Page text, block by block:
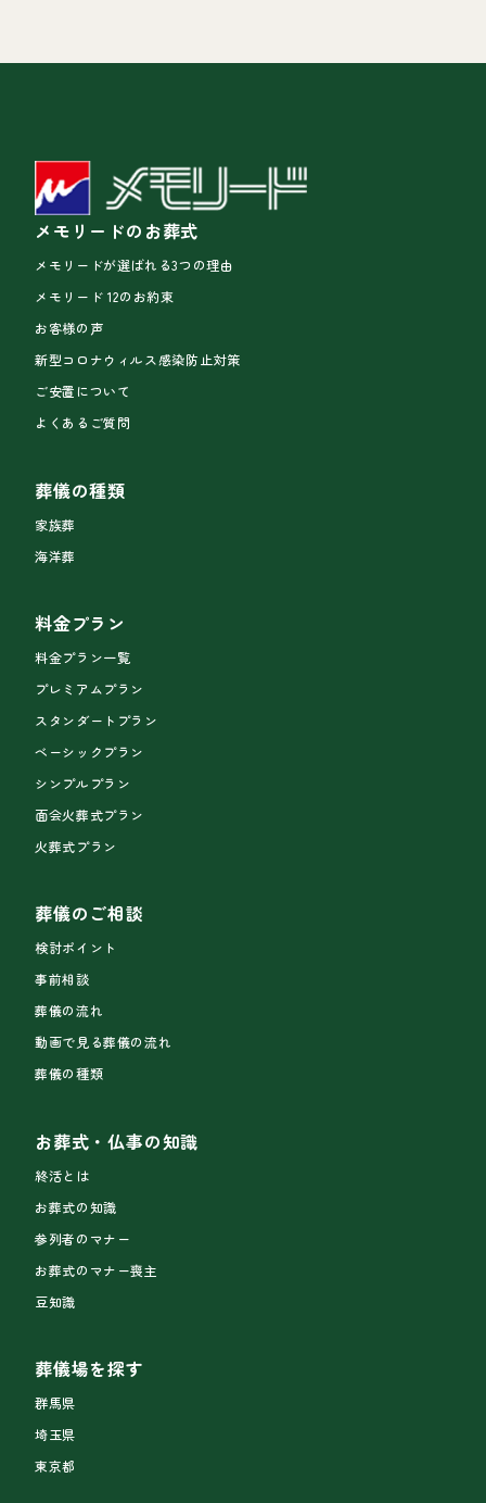
メモリードのお葬式
メモリードが選ばれる3つの理由
メモリード 12のお約束
お客様の声
新型コロナウィルス感染防止対策
ご安置について
よくあるご質問
葬儀の種類
家族葬
海洋葬
料金プラン
料金プラン一覧
プレミアムプラン
スタンダートプラン
ベーシックプラン
シンプルプラン
面会火葬式プラン
火葬式プラン
葬儀のご相談
検討ポイント
事前相談
葬儀の流れ
動画で見る葬儀の流れ
葬儀の種類
お葬式・仏事の知識
終活とは
お葬式の知識
参列者のマナー
お葬式のマナー喪主
豆知識
葬儀場を探す
群馬県
埼玉県
東京都